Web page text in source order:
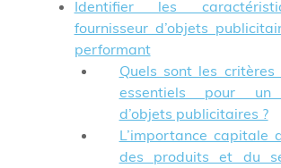
Identifier les
fournisseur d’objets
performant
Quels sont les critères
essentiels pour un
d’objets publicitaires ?
L’importance capitale
des produits et du